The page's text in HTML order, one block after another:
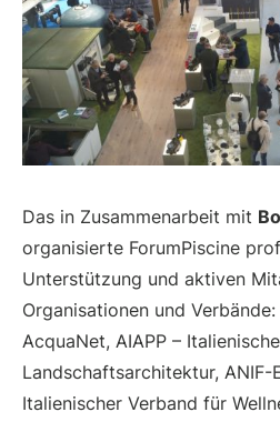
Das in Zusammenarbeit mit
organisierte ForumPiscine
Unterstützung und aktiven
Organisationen und
AcquaNet, AIAPP –
Landschaftsarchitektur, ANIF-
Italienischer Verband für